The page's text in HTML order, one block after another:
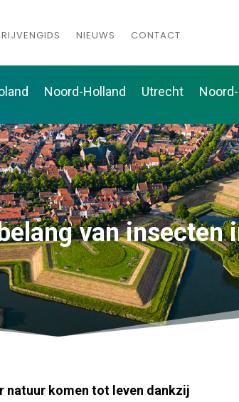
NIEUWS CONTACT
Noord-Holland Utrecht
van insecten
natuur komen tot leven dankzij